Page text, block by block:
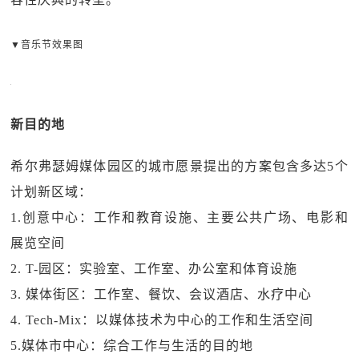
▼音乐节效果图
新目的地
希尔弗瑟姆媒体园区的城市愿景提出的方案包含多达5个
计划新区域：
1.创意中心：工作和教育设施、主要公共广场、电影和
展览空间
2. T-园区：实验室、工作室、办公室和体育设施
3. 媒体街区：工作室、餐饮、会议酒店、水疗中心
4. Tech-Mix：以媒体技术为中心的工作和生活空间
5.媒体市中心：综合工作与生活的目的地